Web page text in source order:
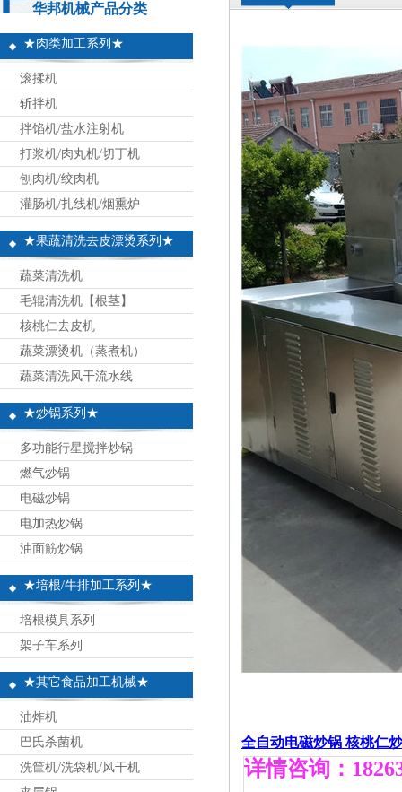
华邦机械产品分类
★肉类加工系列★
滚揉机
斩拌机
拌馅机/盐水注射机
打浆机/肉丸机/切丁机
刨肉机/绞肉机
灌肠机/扎线机/烟熏炉
★果蔬清洗去皮漂烫系列★
蔬菜清洗机
毛辊清洗机【根茎】
核桃仁去皮机
蔬菜漂烫机（蒸煮机）
蔬菜清洗风干流水线
★炒锅系列★
多功能行星搅拌炒锅
燃气炒锅
电磁炒锅
电加热炒锅
油面筋炒锅
★培根/牛排加工系列★
培根模具系列
架子车系列
★其它食品加工机械★
油炸机
巴氏杀菌机
洗筐机/洗袋机/风干机
全自动电磁炒锅 核桃仁
详情咨询：